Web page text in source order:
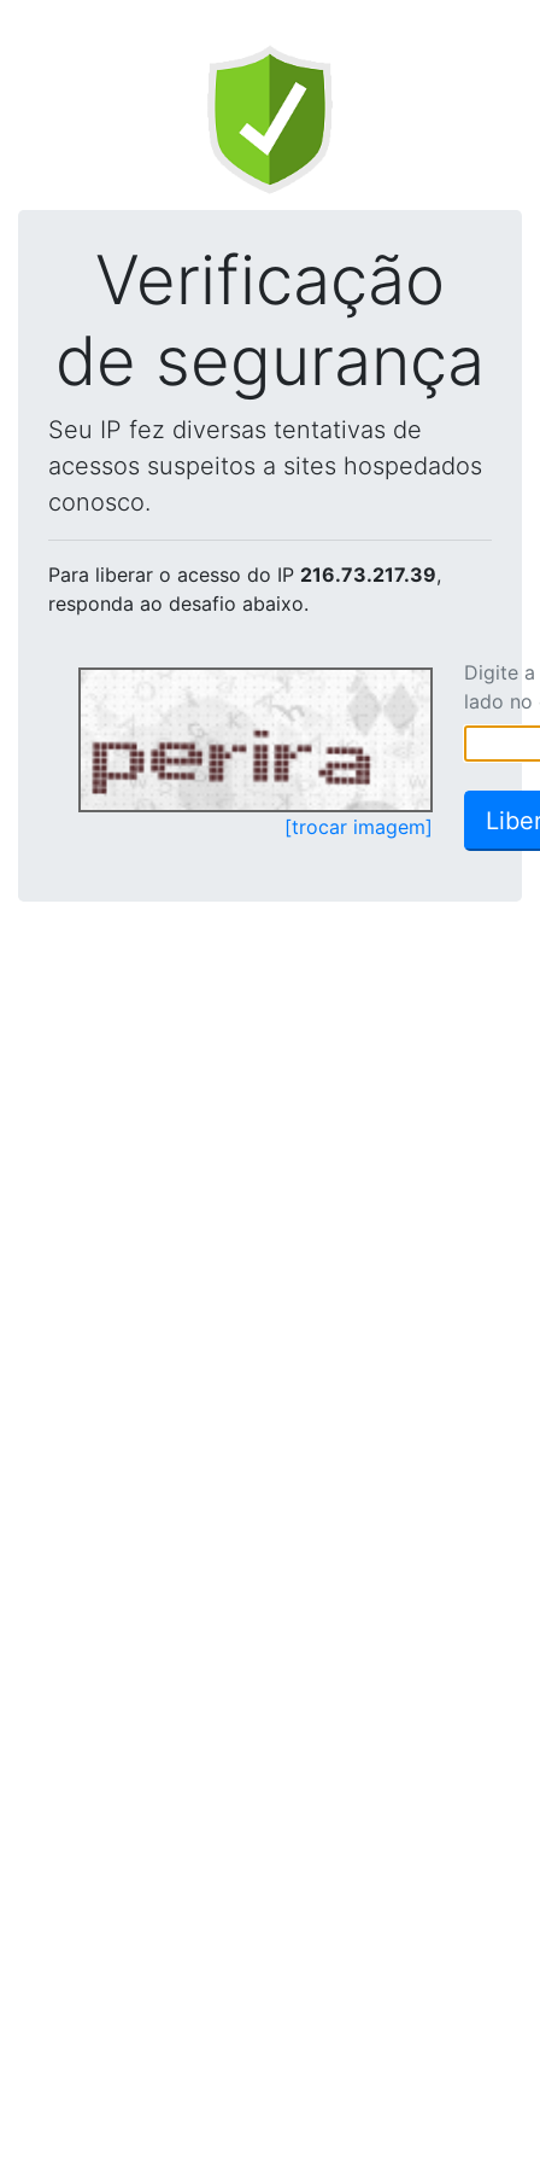
Verificação
de segurança
Seu IP fez diversas tentativas de
acessos suspeitos a sites hospedados
conosco.
Para liberar o acesso do IP 216.73.217.39,
responda ao desafio abaixo.
[trocar imagem]
Digite
lado no